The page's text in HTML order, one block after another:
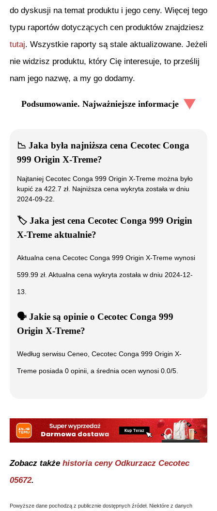
do dyskusji na temat produktu i jego ceny. Więcej tego
typu raportów dotyczących cen produktów znajdziesz
tutaj. Wszystkie raporty są stale aktualizowane. Jeżeli
nie widzisz produktu, który Cię interesuje, to prześlij
nam jego nazwę, a my go dodamy.
Podsumowanie. Najważniejsze informacje
📉 Jaka była najniższa cena Cecotec Conga
999 Origin X-Treme?
Najtaniej Cecotec Conga 999 Origin X-Treme można było
kupić za 422.7 zł. Najniższa cena wykryta została w dniu
2024-09-22.
🏷️ Jaka jest cena Cecotec Conga 999 Origin
X-Treme aktualnie?
Aktualna cena Cecotec Conga 999 Origin X-Treme wynosi
599.99 zł. Aktualna cena wykryta została w dniu 2024-12-
13.
🗣️ ️ Jakie są opinie o Cecotec Conga 999
Origin X-Treme?
Według serwisu Ceneo, Cecotec Conga 999 Origin X-
Treme posiada 0 opinii, a średnia ocen wynosi 0.0/5.
Zobacz także historia ceny Odkurzacz Cecotec
05672.
Powyższe dane pochodzą z publicznie dostępnych źródeł. Niektóre z danych